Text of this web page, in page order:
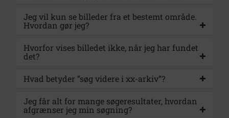
Jeg vil kun se billeder fra et bestemt område.
Hvordan gør jeg?
Hvorfor vises billedet ikke, når jeg har fundet
det?
Hvad betyder ”søg videre i xx-arkiv”?
Jeg får alt for mange søgeresultater, hvordan
afgrænser jeg min søgning?